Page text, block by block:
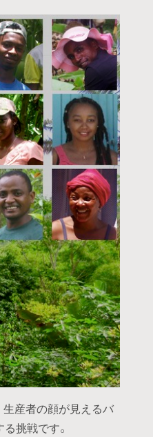
から探す 特集から探す
調達額が大きいプロジェクト
生産者の顔が見えるバ
挑戦です。